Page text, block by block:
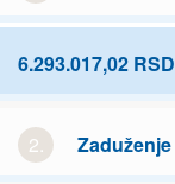
6.293.017,02 RSD
2. Zaduženje